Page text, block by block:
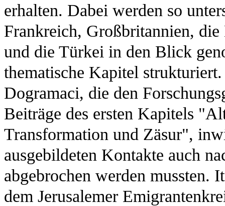
erhalten. Dabei werden so
Frankreich, Großbritannien,
und die Türkei in den Blick
thematische Kapitel
Dogramaci, die den
Beiträge des ersten Kapitels
Transformation und Zäsur",
ausgebildeten Kontakte auch
abgebrochen werden mussten.
dem Jerusalemer